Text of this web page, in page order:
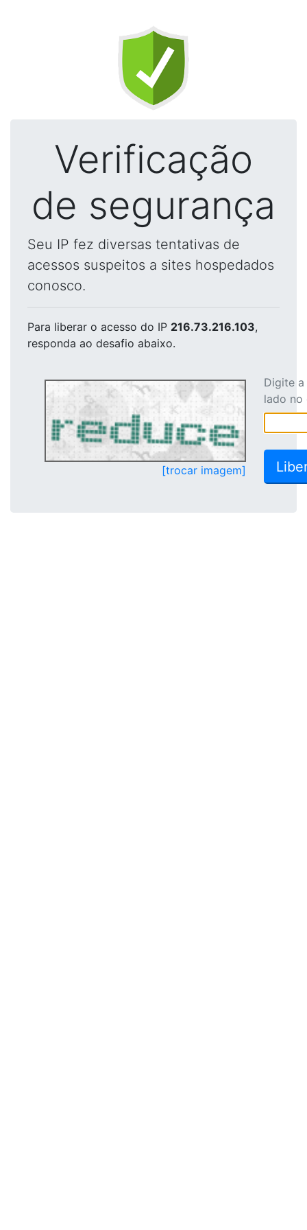
Verificação
de segurança
Seu IP fez diversas tentativas de
acessos suspeitos a sites hospedados
conosco.
Para liberar o acesso do IP 216.73.216.103,
responda ao desafio abaixo.
[trocar imagem]
Digite
lado no